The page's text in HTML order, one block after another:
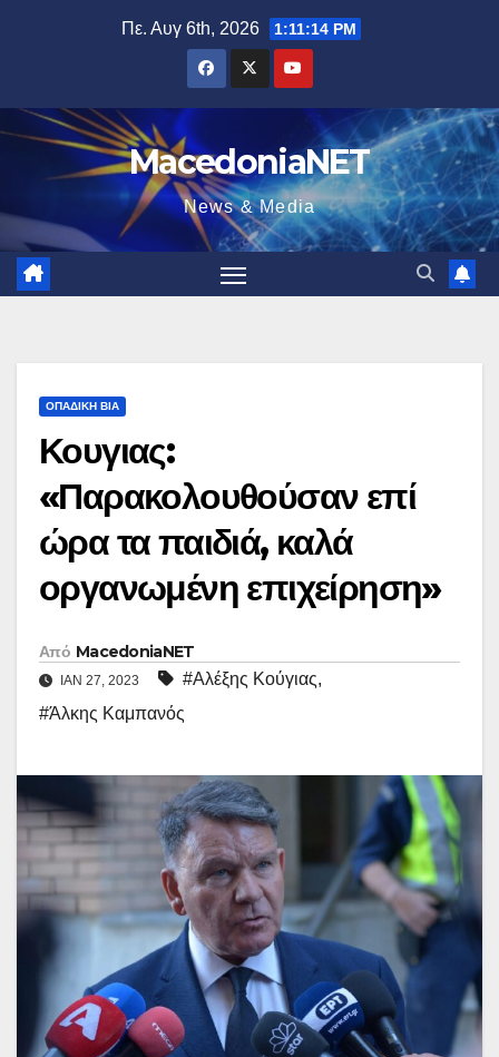
Πε. Αυγ 6th, 2026 1:11:16 PM
MacedoniaNET
News & Media
ΟΠΑΔΙΚΉ ΒΊΑ
Κουγιας:
«Παρακολουθούσαν επί
ώρα τα παιδιά, καλά
οργανωμένη επιχείρηση»
Από MacedoniaNET
ΙΑΝ 27, 2023 #Αλέξης Κούγιας,
#Άλκης Καμπανός